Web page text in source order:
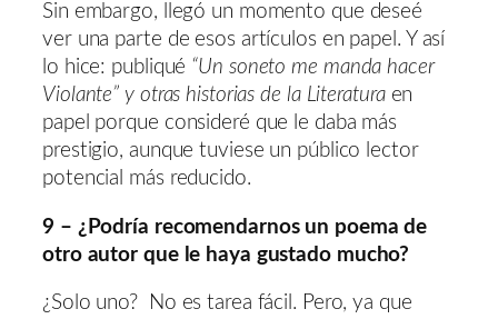
Sin embargo, llegó un momento que deseé
ver una parte de esos artículos en papel. Y así
lo hice: publiqué “Un soneto me manda hacer
Violante” y otras historias de la Literaturaen
papel porque consideré que le daba más
prestigio, aunque tuviese un público lector
potencial más reducido.
9 – ¿Podría recomendarnos un poema de
otro autor que le haya gustado mucho?
¿Solo uno? No es tarea fácil. Pero, ya que